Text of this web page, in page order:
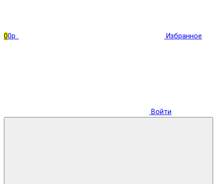
00р. Избранное
Войти